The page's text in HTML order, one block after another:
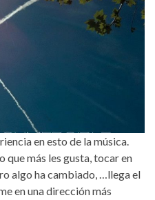
en esto de la música.
que más les gusta, tocar en
algo ha cambiado, …llega el
en una dirección más